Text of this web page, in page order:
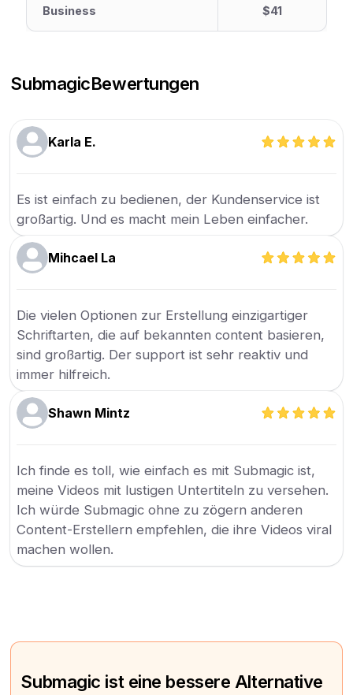
Business $41
SubmagicBewertungen
Karla E.
Es ist einfach zu bedienen, der Kundenservice ist
großartig. Und es macht mein Leben einfacher.
Mihcael La
Die vielen Optionen zur Erstellung einzigartiger
Schriftarten, die auf bekannten content basieren,
sind großartig. Der support ist sehr reaktiv und
immer hilfreich.
Shawn Mintz
Ich finde es toll, wie einfach es mit Submagic ist,
meine Videos mit lustigen Untertiteln zu versehen.
Ich würde Submagic ohne zu zögern anderen
Content-Erstellern empfehlen, die ihre Videos viral
machen wollen.
Submagic ist eine bessere Alternative